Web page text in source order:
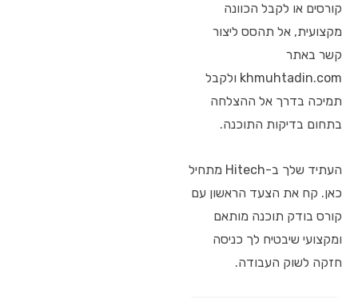
קורסים או לקבל הכוונה
מקצועית, אל תהסס ליצור
קשר באתר
khmuhtadin.com ולקבל
תמיכה בדרך אל ההצלחה
בתחום בדיקות התוכנה.
העתיד שלך ב-Hitech מתחיל
כאן. קח את הצעד הראשון עם
קורס בודק תוכנה מותאם
ומקצועי שיבטיח לך כניסה
חזקה לשוק העבודה.